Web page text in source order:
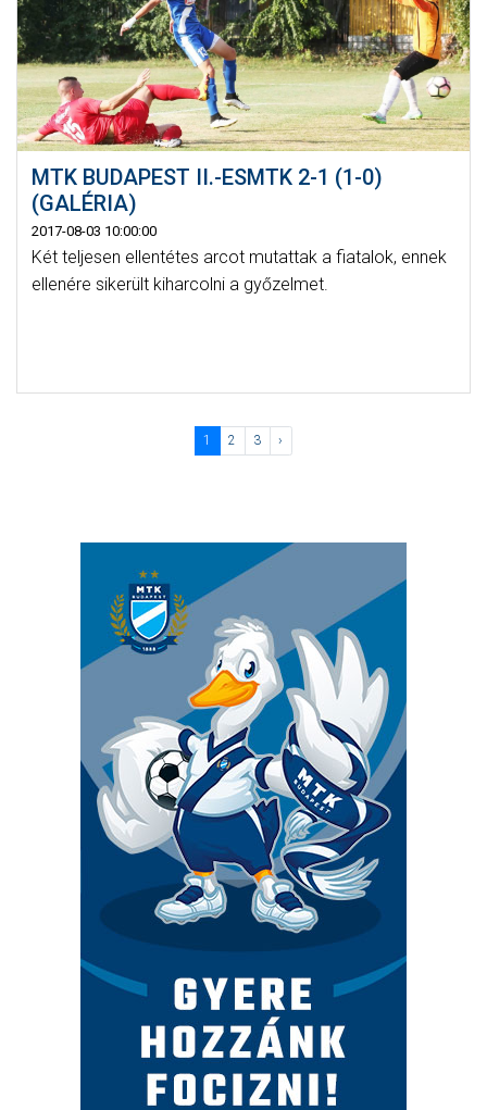
MTK BUDAPEST II.-ESMTK 2-1 (1-0)
(GALÉRIA)
2017-08-03 10:00:00
Két teljesen ellentétes arcot mutattak a fiatalok, ennek
ellenére sikerült kiharcolni a győzelmet.
1 2 3 ›